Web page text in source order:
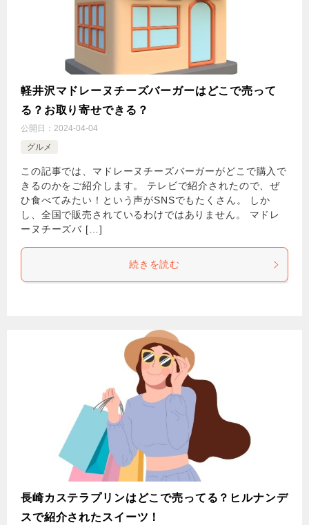
軽井沢マドレーヌチーズバーガーはどこで売って
る？お取り寄せできる？
公開日： 2024-04-04
グルメ
この記事では、マドレーヌチーズバーガーがどこで購入で
きるのかをご紹介します。 テレビで紹介されたので、ぜ
ひ食べてみたい！という声がSNSでもたくさん。 しか
し、全国で販売されているわけではありません。 マドレ
ーヌチーズバ […]
続きを読む
長崎カステラプリンはどこで売ってる？ヒルナンデ
スで紹介されたスイーツ！